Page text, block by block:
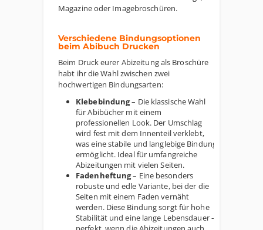
Magazine oder Imagebroschüren.
Verschiedene Bindungsoptionen
beim Abibuch Drucken
Beim Druck eurer Abizeitung als Broschüre
habt ihr die Wahl zwischen zwei
hochwertigen Bindungsarten:
Klebebindung– Die klassische Wahl
für Abibücher mit einem
professionellen Look. Der Umschlag
wird fest mit dem Innenteil verklebt,
was eine stabile und langlebige Bindung
ermöglicht. Ideal für umfangreiche
Abizeitungen mit vielen Seiten.
Fadenheftung– Eine besonders
robuste und edle Variante, bei der die
Seiten mit einem Faden vernäht
werden. Diese Bindung sorgt für hohe
Stabilität und eine lange Lebensdauer –